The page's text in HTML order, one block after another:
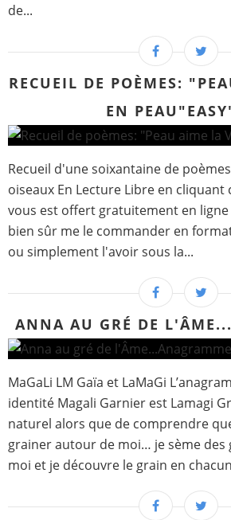
de...
RECUEIL DE POÈMES:
EN
Recueil d'une soixantaine de
oiseaux En Lecture Libre en cliquant
vous est offert gratuitement en ligne
bien sûr me le commander en
ou simplement l'avoir sous la...
ANNA AU GRÉ DE
MaGaLi LM Gaïa et LaMaGi
identité Magali Garnier est Lamagi
naturel alors que de comprendre
grainer autour de moi… je sème des
moi et je découvre le grain en